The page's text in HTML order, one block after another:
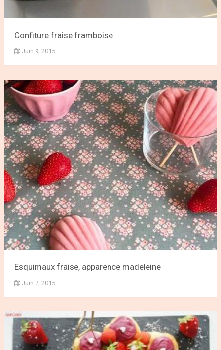
Confiture fraise framboise
Juin 9, 2015
Esquimaux fraise, apparence madeleine
Juin 7, 2015